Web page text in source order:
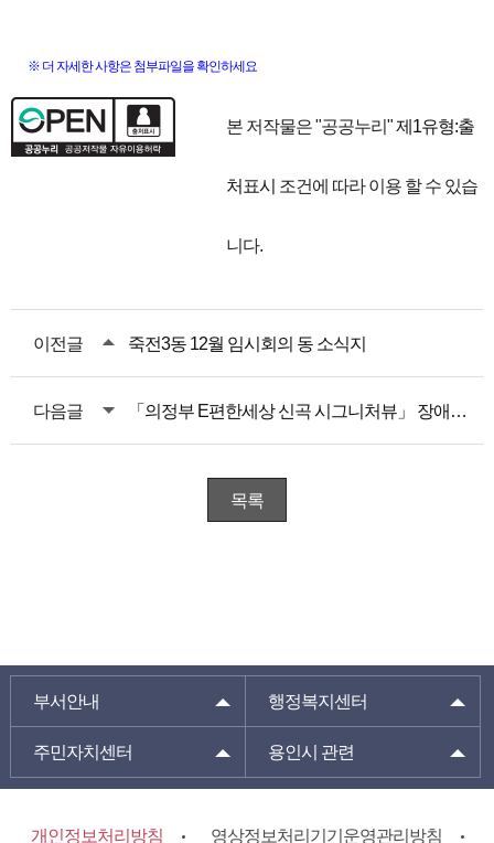
※ 더 자세한 사항은 첨부파일을 확인하세요
본 저작물은 "공공누리"제1유형:출
처표시 조건에 따라 이용 할 수 있습
니다.
이전글 죽전3동 12월 임시회의 동 소식지
다음글 「의정부 E편한세상 신곡 시그니처뷰」 장애인특별공급 신청 안내
목록
부서안내 행정복지센터
주민자치센터 용인시 관련
개인정보처리방침 영상정보처리기기운영관리방침